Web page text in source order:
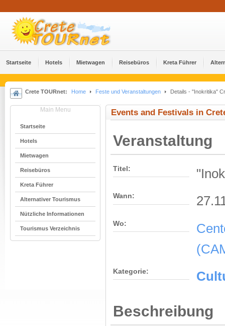
Startseite Hotels Mietwagen Reisebüros Kreta Führer
Crete TOURnet: Home Feste und Veranstaltungen Details - "Inokritika"
Main Menu
Startseite
Hotels
Mietwagen
Reisebüros
Kreta Führer
Alternativer Tourismus
Nützliche Informationen
Tourismus Verzeichnis
Events and Festivals in
Veranstaltung
Titel:
Wann:
Wo:
Kategorie:
Beschreibung